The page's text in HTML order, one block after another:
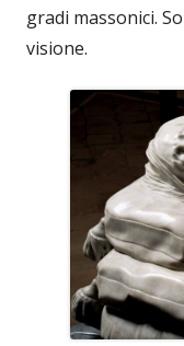
gradi massonici.
visione.